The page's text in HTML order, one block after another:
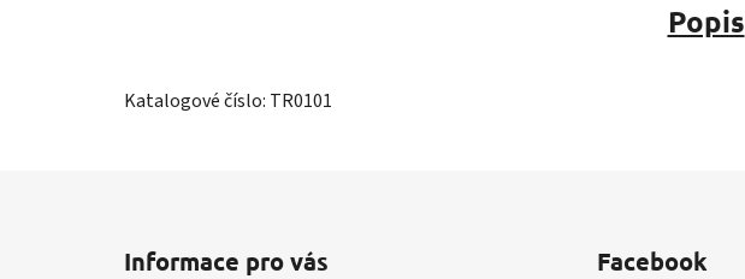
Popis
Katalogové číslo: TR0101
Informace pro vás Facebook